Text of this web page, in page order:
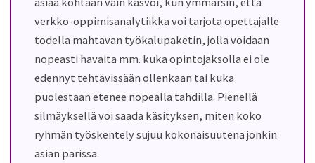
verkko-oppimisanalytiikka voi tarjota opettajalle
todella mahtavan työkalupaketin, jolla voidaan
nopeasti havaita mm. kuka opintojaksolla ei ole
edennyt tehtävissään ollenkaan tai kuka
puolestaan etenee nopealla tahdilla. Pienellä
silmäyksellä voi saada käsityksen, miten koko
ryhmän työskentely sujuu kokonaisuutena jonkin
asian parissa.